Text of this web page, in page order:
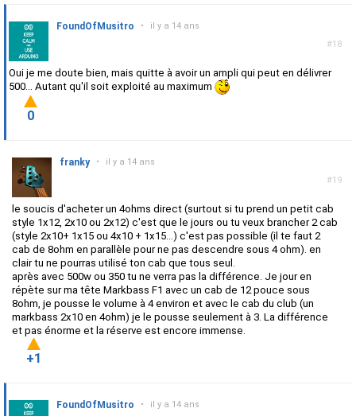
#18
FoundOfMusitro • il y a 14 ans
Oui je me doute bien, mais quitte à avoir un ampli qui peut en délivrer
500... Autant qu'il soit exploité au maximum
0
#19
franky • il y a 14 ans
le soucis d'acheter un 4ohms direct (surtout si tu prend un petit cab
style 1x12, 2x10 ou 2x12) c'est que le jours ou tu veux brancher 2 cab
(style 2x10+ 1x15 ou 4x10 + 1x15...) c'est pas possible (il te faut 2
cab de 8ohm en parallèle pour ne pas descendre sous 4 ohm). en
clair tu ne pourras utilisé ton cab que tous seul.
après avec 500w ou 350 tu ne verra pas la différence. Je jour en
répète sur ma tête Markbass F1 avec un cab de 12 pouce sous
8ohm, je pousse le volume à 4 environ et avec le cab du club (un
markbass 2x10 en 4ohm) je le pousse seulement à 3. La différence
et pas énorme et la réserve est encore immense.
+1
FoundOfMusitro • il y a 14 ans